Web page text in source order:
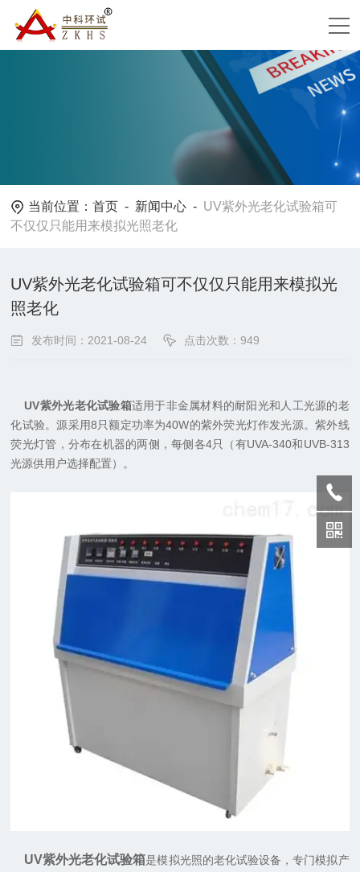
当前位置：首页 - 新闻中心 - UV紫外光老化试验箱可
不仅仅只能用来模拟光照老化
UV紫外光老化试验箱可不仅仅只能用来模拟光
照老化
发布时间：2021-08-24 点击次数：949
UV紫外光老化试验箱适用于非金属材料的耐阳光和人工光源的老
化试验。源采用8只额定功率为40W的紫外荧光灯作发光源。紫外线
荧光灯管，分布在机器的两侧，每侧各4只（有UVA-340和UVB-313
光源供用户选择配置）。
UV紫外光老化试验箱是模拟光照的老化试验设备，专门模拟产